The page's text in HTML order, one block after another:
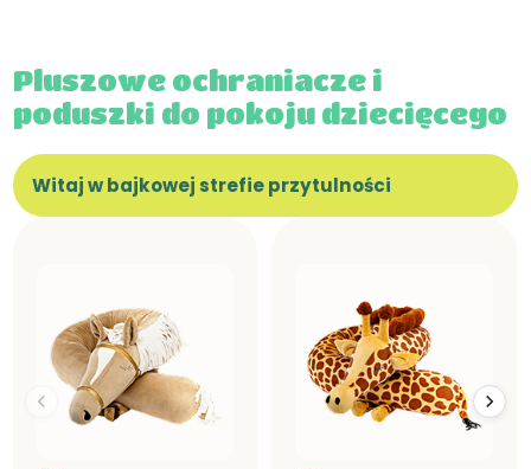
Pluszowe ochraniacze i
poduszki do pokoju dziecięcego
Witaj w bajkowej strefie przytulności